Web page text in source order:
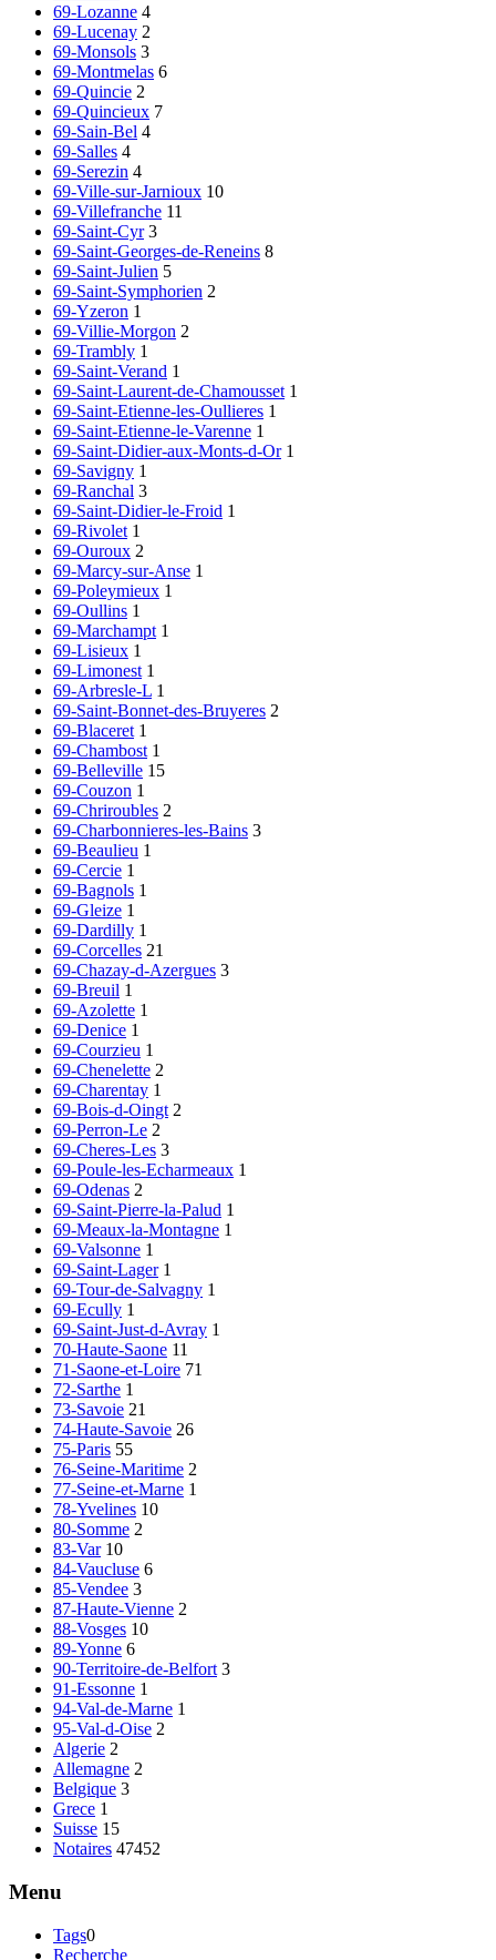
69-Lozanne 4
69-Lucenay 2
69-Monsols 3
69-Montmelas 6
69-Quincie 2
69-Quincieux 7
69-Sain-Bel 4
69-Salles 4
69-Serezin 4
69-Ville-sur-Jarnioux 10
69-Villefranche 11
69-Saint-Cyr 3
69-Saint-Georges-de-Reneins 8
69-Saint-Julien 5
69-Saint-Symphorien 2
69-Yzeron 1
69-Villie-Morgon 2
69-Trambly 1
69-Saint-Verand 1
69-Saint-Laurent-de-Chamousset 1
69-Saint-Etienne-les-Oullieres 1
69-Saint-Etienne-le-Varenne 1
69-Saint-Didier-aux-Monts-d-Or 1
69-Savigny 1
69-Ranchal 3
69-Saint-Didier-le-Froid 1
69-Rivolet 1
69-Ouroux 2
69-Marcy-sur-Anse 1
69-Poleymieux 1
69-Oullins 1
69-Marchampt 1
69-Lisieux 1
69-Limonest 1
69-Arbresle-L 1
69-Saint-Bonnet-des-Bruyeres 2
69-Blaceret 1
69-Chambost 1
69-Belleville 15
69-Couzon 1
69-Chriroubles 2
69-Charbonnieres-les-Bains 3
69-Beaulieu 1
69-Cercie 1
69-Bagnols 1
69-Gleize 1
69-Dardilly 1
69-Corcelles 21
69-Chazay-d-Azergues 3
69-Breuil 1
69-Azolette 1
69-Denice 1
69-Courzieu 1
69-Chenelette 2
69-Charentay 1
69-Bois-d-Oingt 2
69-Perron-Le 2
69-Cheres-Les 3
69-Poule-les-Echarmeaux 1
69-Odenas 2
69-Saint-Pierre-la-Palud 1
69-Meaux-la-Montagne 1
69-Valsonne 1
69-Saint-Lager 1
69-Tour-de-Salvagny 1
69-Ecully 1
69-Saint-Just-d-Avray 1
70-Haute-Saone 11
71-Saone-et-Loire 71
72-Sarthe 1
73-Savoie 21
74-Haute-Savoie 26
75-Paris 55
76-Seine-Maritime 2
77-Seine-et-Marne 1
78-Yvelines 10
80-Somme 2
83-Var 10
84-Vaucluse 6
85-Vendee 3
87-Haute-Vienne 2
88-Vosges 10
89-Yonne 6
90-Territoire-de-Belfort 3
91-Essonne 1
94-Val-de-Marne 1
95-Val-d-Oise 2
Algerie 2
Allemagne 2
Belgique 3
Grece 1
Suisse 15
Notaires 47452
Menu
Tags0
Recherche